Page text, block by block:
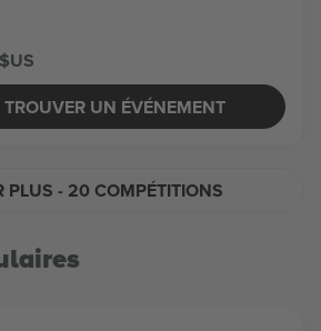
TROUVER UN ÉVÉNEMENT
PLUS - 20 COMPÉTITIONS